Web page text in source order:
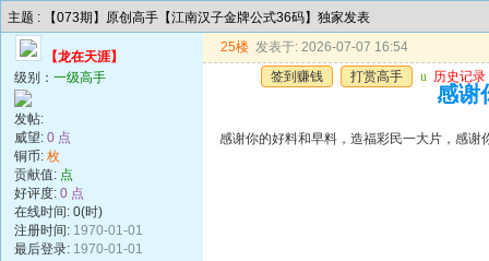
主题 : 【073期】原创高手【江南汉子金牌公式36码】独家发表
【龙在天涯】
级别： 一级高手
发帖:
威望: 0 点
铜币: 枚
贡献值: 点
好评度: 0 点
在线时间: 0(时)
注册时间: 1970-01-01
最后登录: 1970-01-01
25楼 发表于: 2026-07-07 16:54
签到赚钱
打赏高手 u 历史记录
感谢
感谢你的好料和早料，造福彩民一大片，感谢